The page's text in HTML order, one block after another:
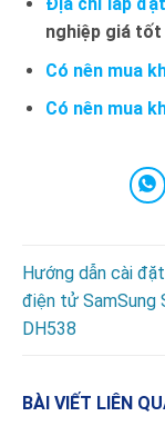
nghiệp giá tốt
Có nên mua
Có nên mua
Hướng dẫn cài
điện tử SamSung
DH538
BÀI VIẾT LIÊN